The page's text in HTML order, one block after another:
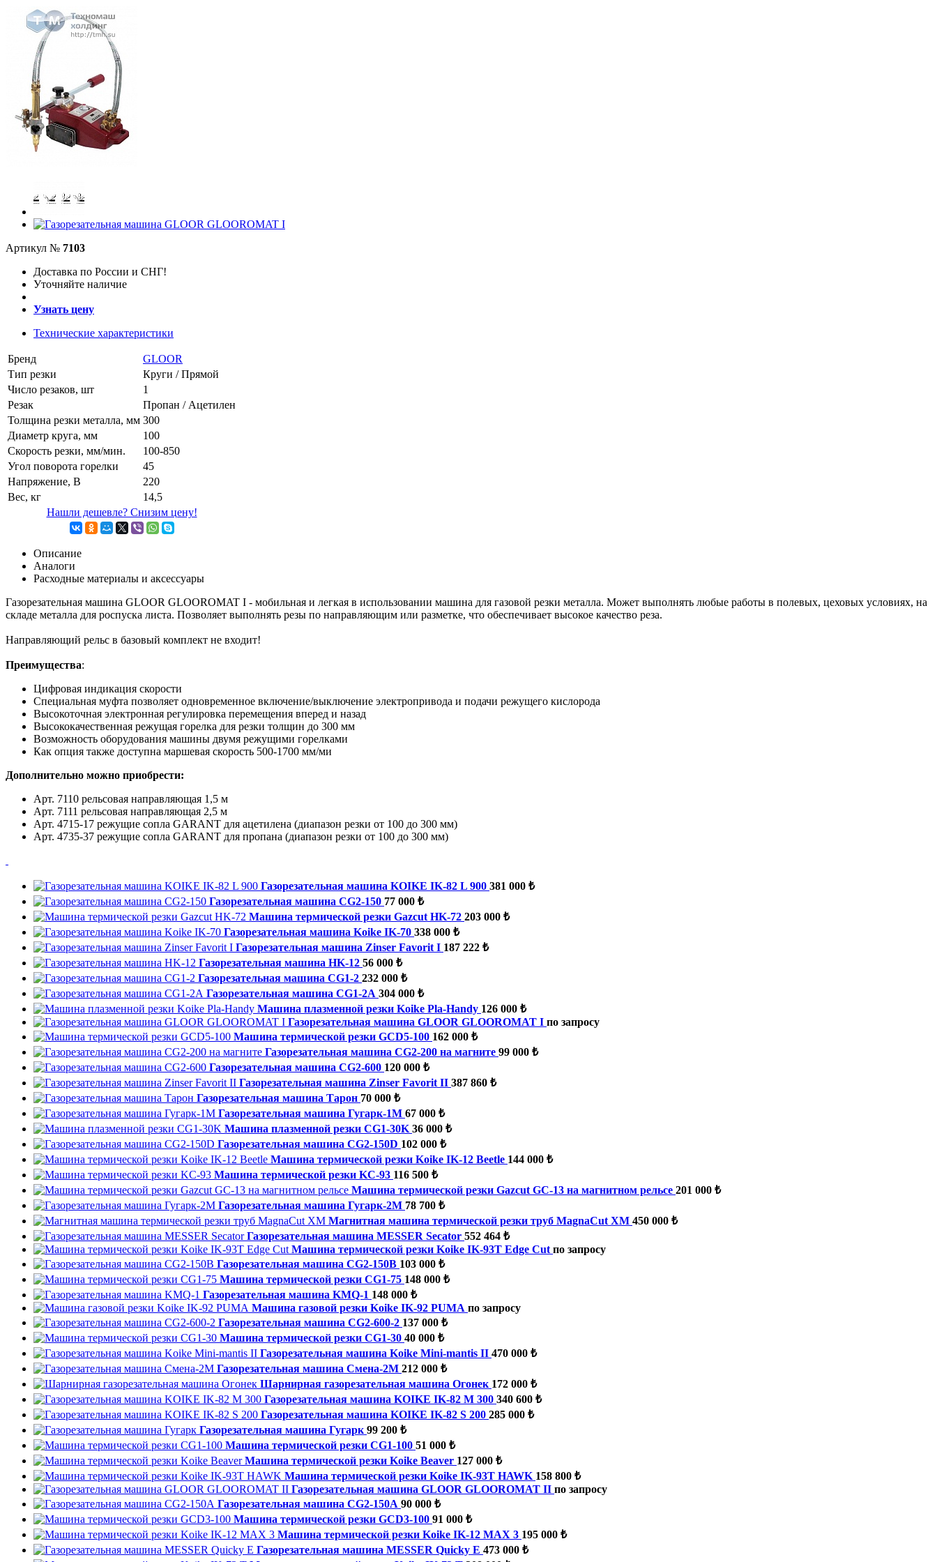
Артикул № 7103
Доставка по России и СНГ!
Уточняйте наличие
Узнать цену
Технические характеристики
Бренд
GLOOR
Тип резки
Круги / Прямой
Число резаков, шт
1
Резак
Пропан / Ацетилен
Толщина резки металла, мм 300
Диаметр круга, мм
100
Скорость резки, мм/мин.
100-850
Угол поворота горелки
45
Напряжение, В
220
Вес, кг
14,5
Нашли дешевле? Снизим цену!
Описание
Аналоги
Расходные материалы и аксессуары
Газорезательная машина GLOOR GLOOROMAT I - мобильная и легкая в использовании машина для газовой резки металла. Может выполнять любые работы в полевых, цеховых условиях, на
складе металла для роспуска листа. Позволяет выполнять резы по направляющим или разметке, что обеспечивает высокое качество реза.
Направляющий рельс в базовый комплект не входит!
Преимущества:
Цифровая индикация скорости
Специальная муфта позволяет одновременное включение/выключение электропривода и подачи режущего кислорода
Высокоточная электронная регулировка перемещения вперед и назад
Высококачественная режущая горелка для резки толщин до 300 мм
Возможность оборудования машины двумя режущими горелками
Как опция также доступна маршевая скорость 500-1700 мм/ми
Дополнительно можно приобрести:
Арт. 7110 рельсовая направляющая 1,5 м
Арт. 7111 рельсовая направляющая 2,5 м
Арт. 4715-17 режущие сопла GARANT для ацетилена (диапазон резки от 100 до 300 мм)
Арт. 4735-37 режущие сопла GARANT для пропана (диапазон резки от 100 до 300 мм)
Газорезательная машина KOIKE IK-82 L 900 381 000 ₺
Газорезательная машина CG2-150 77 000 ₺
Машина термической резки Gazcut HK-72 203 000 ₺
Газорезательная машина Koike IK-70 338 000 ₺
Газорезательная машина Zinser Favorit I 187 222 ₺
Газорезательная машина HK-12 56 000 ₺
Газорезательная машина CG1-2 232 000 ₺
Газорезательная машина CG1-2A 304 000 ₺
Машина плазменной резки Koike Pla-Handy 126 000 ₺
Газорезательная машина GLOOR GLOOROMAT I по запросу
Машина термической резки GCD5-100 162 000 ₺
Газорезательная машина CG2-200 на магните 99 000 ₺
Газорезательная машина CG2-600 120 000 ₺
Газорезательная машина Zinser Favorit II 387 860 ₺
Газорезательная машина Тарон 70 000 ₺
Газорезательная машина Гугарк-1М 67 000 ₺
Машина плазменной резки CG1-30K 36 000 ₺
Газорезательная машина CG2-150D 102 000 ₺
Машина термической резки Koike IK-12 Beetle 144 000 ₺
Машина термической резки KC-93 116 500 ₺
Машина термической резки Gazcut GC-13 на магнитном рельсе 201 000 ₺
Газорезательная машина Гугарк-2М 78 700 ₺
Магнитная машина термической резки труб MagnaCut XM 450 000 ₺
Газорезательная машина MESSER Secator 552 464 ₺
Машина термической резки Koike IK-93T Edge Cut по запросу
Газорезательная машина CG2-150B 103 000 ₺
Машина термической резки CG1-75 148 000 ₺
Газорезательная машина KMQ-1 148 000 ₺
Машина газовой резки Koike IK-92 PUMA по запросу
Газорезательная машина CG2-600-2 137 000 ₺
Машина термической резки CG1-30 40 000 ₺
Газорезательная машина Koike Mini-mantis II 470 000 ₺
Газорезательная машина Смена-2М 212 000 ₺
Шарнирная газорезательная машина Огонек 172 000 ₺
Газорезательная машина KOIKE IK-82 M 300 340 600 ₺
Газорезательная машина KOIKE IK-82 S 200 285 000 ₺
Газорезательная машина Гугарк 99 200 ₺
Машина термической резки CG1-100 51 000 ₺
Машина термической резки Koike Beaver 127 000 ₺
Машина термической резки Koike IK-93T HAWK 158 800 ₺
Газорезательная машина GLOOR GLOOROMAT II по запросу
Газорезательная машина CG2-150А 90 000 ₺
Машина термической резки GCD3-100 91 000 ₺
Машина термической резки Koike IK-12 MAX 3 195 000 ₺
Газорезательная машина MESSER Quicky E 473 000 ₺